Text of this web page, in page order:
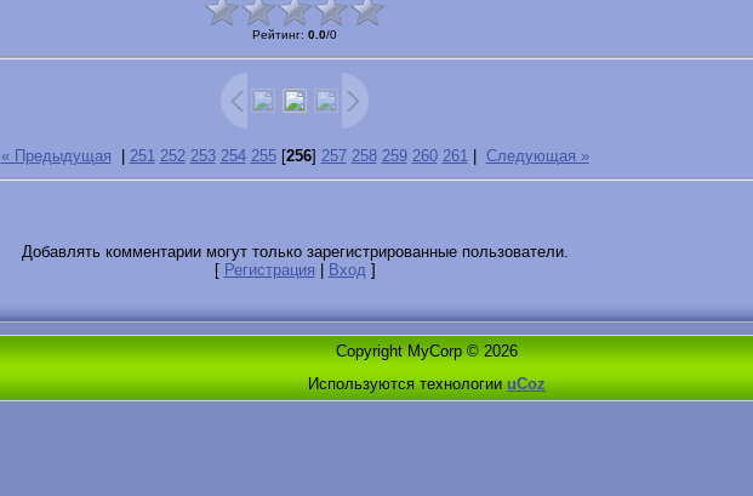
Рейтинг: 0.0/0
« Предыдущая 251 252 253 254 255[256] 257 258 259 260 261| Следующая »
Добавлять комментарии могут только зарегистрированные пользователи.
[ Регистрация Вход]
Copyright MyCorp © 2026
Используются технологииuCoz